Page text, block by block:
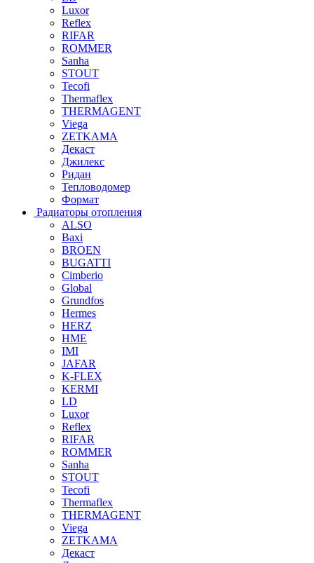
Luxor
Reflex
RIFAR
ROMMER
Sanha
STOUT
Tecofi
Thermaflex
THERMAGENT
Viega
ZETKAMA
Декаст
Джилекс
Ридан
Тепловодомер
Формат
Радиаторы отопления
ALSO
Baxi
BROEN
BUGATTI
Cimberio
Global
Grundfos
Hermes
HERZ
HME
IMI
JAFAR
K-FLEX
KERMI
LD
Luxor
Reflex
RIFAR
ROMMER
Sanha
STOUT
Tecofi
Thermaflex
THERMAGENT
Viega
ZETKAMA
Декаст